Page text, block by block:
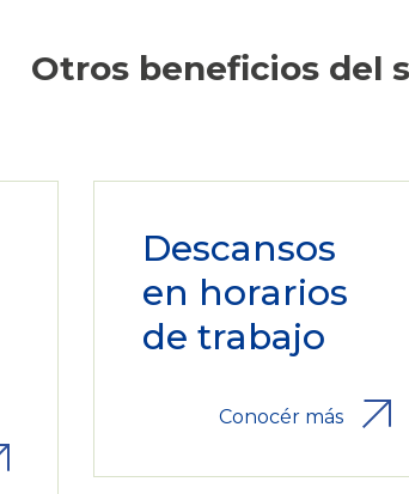
Otros beneficios del
Descansos
en horarios
de trabajo
Conocér más